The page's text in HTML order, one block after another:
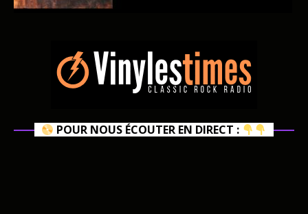
POUR NOUS ÉCOUTER EN DIRECT :